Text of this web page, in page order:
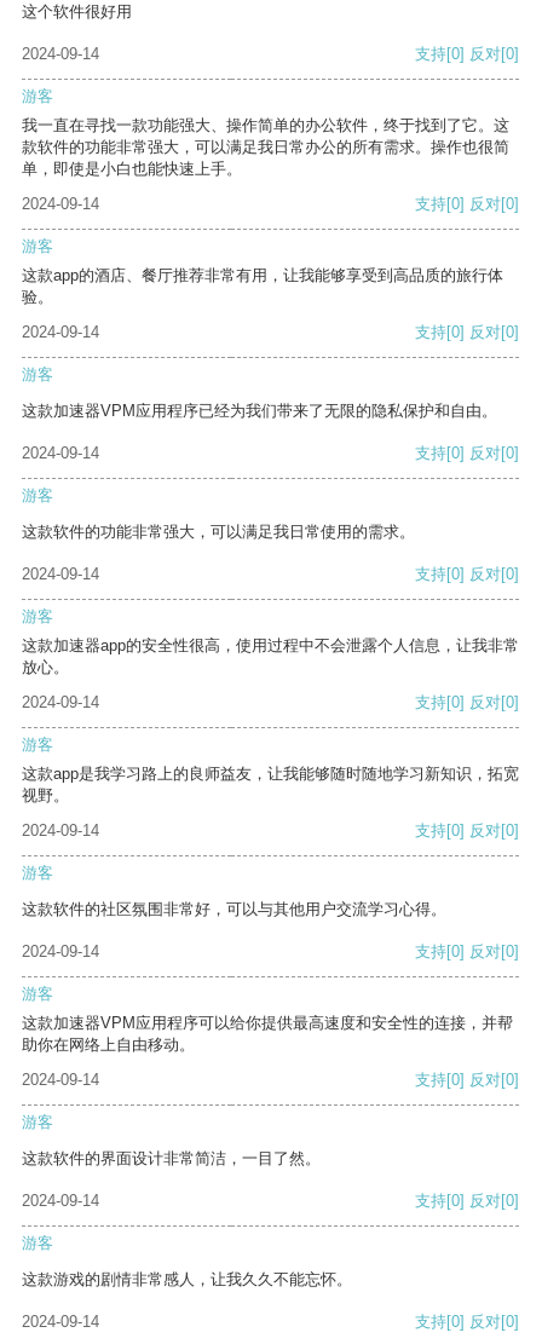
这个软件很好用
2024-09-14 支持[0] 反对[0]
游客
我一直在寻找一款功能强大、操作简单的办公软件，终于找到了它。这
款软件的功能非常强大，可以满足我日常办公的所有需求。操作也很简
单，即使是小白也能快速上手。
2024-09-14
支持[0] 反对[0]
游客
这款app的酒店、餐厅推荐非常有用，让我能够享受到高品质的旅行体
验。
2024-09-14
支持[0] 反对[0]
游客
这款加速器VPM应用程序已经为我们带来了无限的隐私保护和自由。
2024-09-14 支持[0] 反对[0]
游客
这款软件的功能非常强大，可以满足我日常使用的需求。
2024-09-14 支持[0] 反对[0]
游客
这款加速器app的安全性很高，使用过程中不会泄露个人信息，让我非常
放心。
2024-09-14
支持[0] 反对[0]
游客
这款app是我学习路上的良师益友，让我能够随时随地学习新知识，拓宽
视野。
2024-09-14
支持[0] 反对[0]
游客
这款软件的社区氛围非常好，可以与其他用户交流学习心得。
2024-09-14 支持[0] 反对[0]
游客
这款加速器VPM应用程序可以给你提供最高速度和安全性的连接，并帮
助你在网络上自由移动。
2024-09-14
支持[0] 反对[0]
游客
这款软件的界面设计非常简洁，一目了然。
2024-09-14 支持[0] 反对[0]
游客
这款游戏的剧情非常感人，让我久久不能忘怀。
2024-09-14 支持[0] 反对[0]